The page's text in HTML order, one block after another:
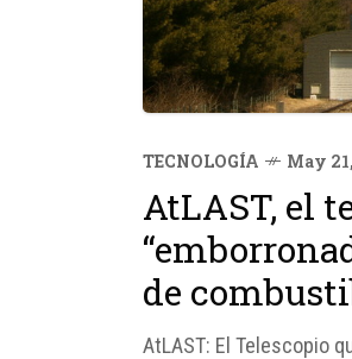
TECNOLOGÍA May
AtLAST, el
de
AtLAST: El Telescopio